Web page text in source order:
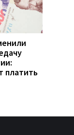
платить